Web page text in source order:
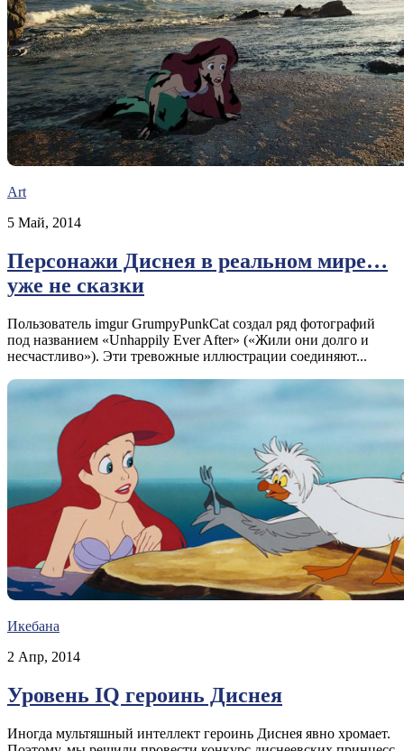
Art
5 Май, 2014
Персонажи Диснея в реальном мире…
уже не сказки
Пользователь imgur GrumpyPunkCat создал ряд фотографий
под названием «Unhappily Ever After» («Жили они долго и
несчастливо»). Эти тревожные иллюстрации соединяют...
Икебана
2 Апр, 2014
Уровень IQ героинь Диснея
Иногда мультяшный интеллект героинь Диснея явно хромает.